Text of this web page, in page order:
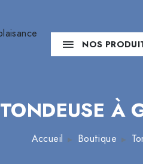
NOS
TONDEUSE À
Accueil Boutique